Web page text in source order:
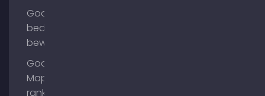
Google
bedrijfsprofiel
bewerken
Google
Maps
ranking